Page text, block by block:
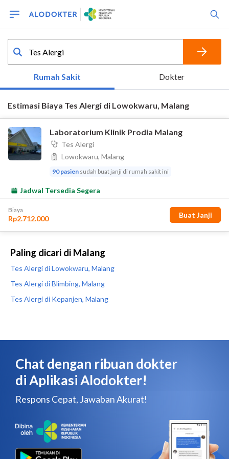
Paling dicari di Malang
Tes Alergi di Lowokwaru, Malang
Tes Alergi di Blimbing, Malang
Tes Alergi di Kepanjen, Malang